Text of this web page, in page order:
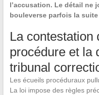
l’accusation. Le détail ne
bouleverse parfois la
La contestation
procédure et la
tribunal
Les écueils procéduraux
La loi impose des règles